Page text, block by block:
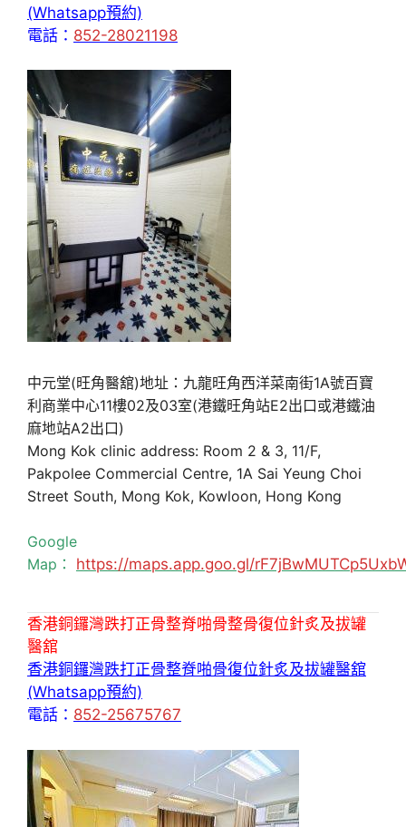
(Whatsapp預約)
電話： 852-28021198
中元堂(旺角醫舘)地址：九龍旺角西洋菜南街1A號百寶
利商業中心11樓02及03室(港鐵旺角站E2出口或港鐵油
麻地站A2出口)
Mong Kok clinic address: Room 2 & 3, 11/F,
Pakpolee Commercial Centre, 1A Sai Yeung Choi
Street South, Mong Kok, Kowloon, Hong Kong
Google
Map： https://maps.app.goo.gl/
香港銅鑼灣跌打正骨整脊啪骨整骨復位針炙及拔罐
醫舘
香港銅鑼灣跌打正骨整脊啪骨復位針炙及拔罐醫舘
(Whatsapp預約)
電話： 852-25675767